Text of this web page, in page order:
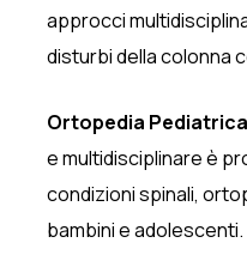
approcci
disturbi della colonna
Ortopedia
e multidisciplinare è
condizioni spinali,
bambini e adolescenti.